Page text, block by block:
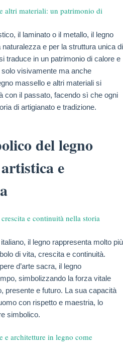
altri materiali: un patrimonio di
il laminato o il metallo, il legno
e per la struttura unica di
traduce in un patrimonio di calore e
visivamente ma anche
massello e altri materiali si
con il passato, facendo sì che ogni
di artigianato e tradizione.
del legno
e
e continuità nella storia
il legno rappresenta molto più
di vita, crescita e continuità.
d’arte sacra, il legno
simbolizzando la forza vitale
presente e futuro. La sua capacità
con rispetto e maestria, lo
simbolico.
e architetture in legno come